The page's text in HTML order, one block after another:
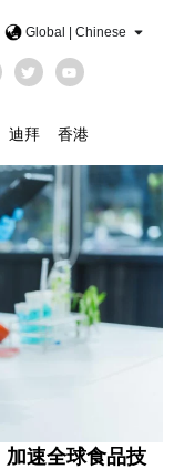
Global | Chinese
迪拜 香港
速全球食品技